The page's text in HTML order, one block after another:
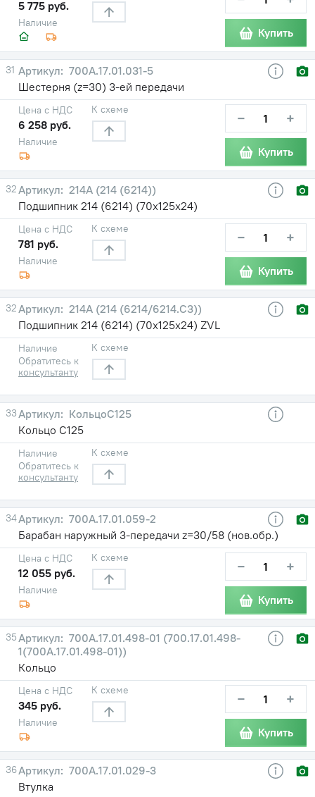
Наличие
5 775 руб.
Купить
31
700А.17.01.031-5
Шестерня (z=30) 3-ей передачи
Наличие
Цена с НДС
6 258 руб.
К схеме − +
Купить
32
214А (214 (6214))
Подшипник 214 (6214) (70х125х24)
Наличие
Цена с НДС
781 руб.
К схеме − +
Купить
32
214А (214 (6214/6214.С3))
Подшипник 214 (6214) (70х125х24) ZVL
Наличие
Обратитесь к
консультанту
К схеме
33
КольцоС125
Кольцо С125
Наличие
Обратитесь к
консультанту
К схеме
34
700А.17.01.059-2
Барабан наружный 3-передачи z=30/58 (нов.обр.)
Наличие
Цена с НДС
12 055 руб.
К схеме − +
Купить
35
700А.17.01.498-01 (700.17.01.498-
1(700А.17.01.498-01))
Кольцо
Наличие
Цена с НДС
345 руб.
К схеме − +
Купить
36
700А.17.01.029-3
Втулка